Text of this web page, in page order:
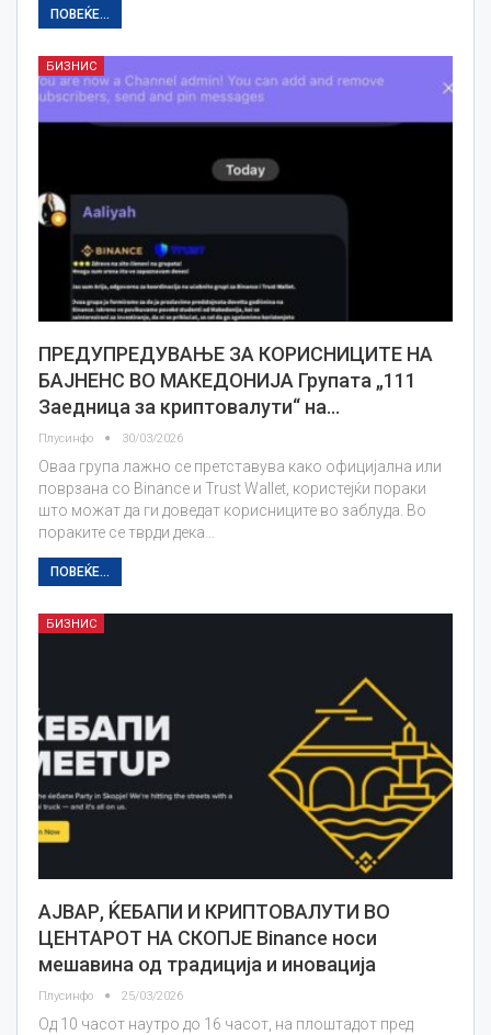
ПОВЕЌЕ...
БИЗНИС
ПРЕДУПРЕДУВАЊЕ ЗА КОРИСНИЦИТЕ НА
БАЈНЕНС ВО МАКЕДОНИЈА Групата „111
Заедница за криптовалути“ на…
Плусинфо 30/03/2026
Оваа група лажно се претставува како официјална или
поврзана со Binance и Trust Wallet, користејќи пораки
што можат да ги доведат корисниците во заблуда. Во
пораките се тврди дека…
ПОВЕЌЕ...
БИЗНИС
АЈВАР, ЌЕБАПИ И КРИПТОВАЛУТИ ВО
ЦЕНТАРОТ НА СКОПЈЕ Binance носи
мешавина од традиција и иновација
Плусинфо 25/03/2026
Од 10 часот наутро до 16 часот, на плоштадот пред